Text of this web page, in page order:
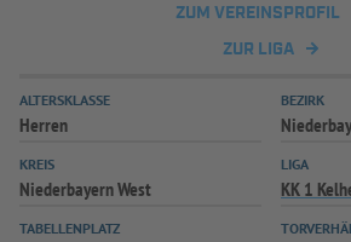
ZUM VEREINSPROFIL
ZUR LIGA
ALTERSKLASSE
Herren
BEZIRK
KREIS
Niederbayern West
LIGA
KK 1
TABELLENPLATZ